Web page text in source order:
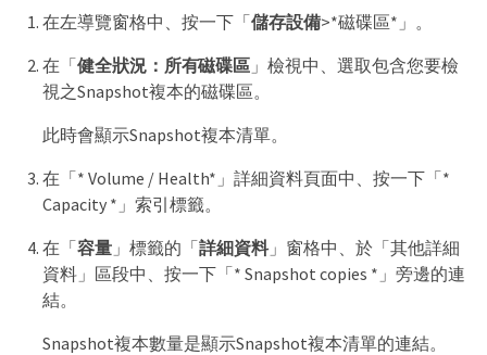
在左導覽窗格中、按一下「儲存設備>*磁碟區*」。
在「健全狀況：所有磁碟區 」檢視中、選取包含您要檢
視之Snapshot複本的磁碟區。
此時會顯示Snapshot複本清單。
在「* Volume / Health*」詳細資料頁面中、按一下「*
Capacity *」索引標籤。
在「容量」標籤的「詳細資料」窗格中、於「其他詳細
資料」區段中、按一下「* Snapshot copies *」旁邊的連
結。
Snapshot複本數量是顯示Snapshot複本清單的連結。